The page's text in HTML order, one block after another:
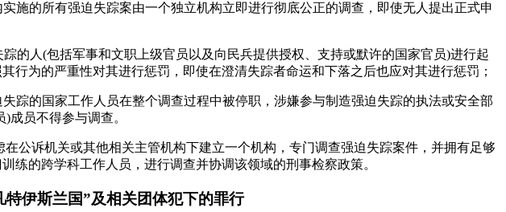
施的所有强迫失踪案由一个独立机构立即进行彻底公正的调查，即使无人提出正式申
的人(包括军事和文职上级官员以及向民兵提供授权、支持或默许的国家官员)进行起
行为的严重性对其进行惩罚，即使在澄清失踪者命运和下落之后也应对其进行惩罚；
踪的国家工作人员在整个调查过程中被停职，涉嫌参与制造强迫失踪的执法或安全部
成员不得参与调查。
在公诉机关或其他相关主管机构下建立一个机构，专门调查强迫失踪案件，并拥有足够
练的跨学科工作人员，进行调查并协调该领域的刑事检察政策。
特伊斯兰国”及相关团体犯下的罪行